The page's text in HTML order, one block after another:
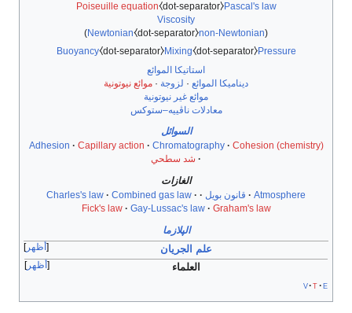
Poiseuille equation⧼dot-separator⧽Pascal's law
Viscosity
(
Newtonian⧼dot-separator⧽non-Newtonian
)
Buoyancy⧼dot-separator⧽Mixing⧼dot-separator⧽Pressure
استاتيكا الموائع
ديناميكا الموائع · لزوجة · موائع نيوتونية
موائع غير نيوتونية
معادلات ناڤييه–ستوكس
السوائل
Adhesion
Capillary action Chromatography
Cohesion (chemistry)
شد سطحي
الغازات
Atmosphere
قانون بويل Charles's law
Combined gas law
Fick's law
Gay-Lussac's law
Graham's law
الپلازما
أظهر
علم الجريان
أظهر العلماء
v t e